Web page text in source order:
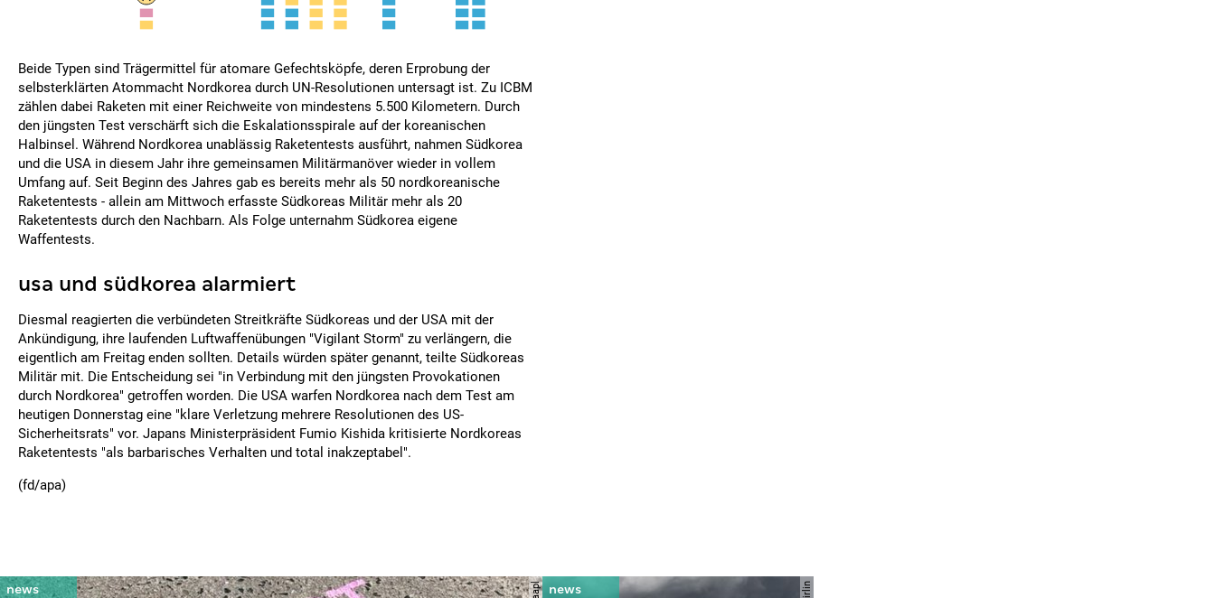
Beide Typen sind Trägermittel für atomare Gefechtsköpfe, deren Erprobung der
selbsterklärten Atommacht Nordkorea durch UN-Resolutionen untersagt ist. Zu ICBM
zählen dabei Raketen mit einer Reichweite von mindestens 5.500 Kilometern. Durch
den jüngsten Test verschärft sich die Eskalationsspirale auf der koreanischen
Halbinsel. Während Nordkorea unablässig Raketentests ausführt, nahmen Südkorea
und die USA in diesem Jahr ihre gemeinsamen Militärmanöver wieder in vollem
Umfang auf. Seit Beginn des Jahres gab es bereits mehr als 50 nordkoreanische
Raketentests - allein am Mittwoch erfasste Südkoreas Militär mehr als 20
Raketentests durch den Nachbarn. Als Folge unternahm Südkorea eigene
Waffentests.
usa und südkorea alarmiert
Diesmal reagierten die verbündeten Streitkräfte Südkoreas und der USA mit der
Ankündigung, ihre laufenden Luftwaffenübungen "Vigilant Storm" zu verlängern, die
eigentlich am Freitag enden sollten. Details würden später genannt, teilte Südkoreas
Militär mit. Die Entscheidung sei "in Verbindung mit den jüngsten Provokationen
durch Nordkorea" getroffen worden. Die USA warfen Nordkorea nach dem Test am
heutigen Donnerstag eine "klare Verletzung mehrere Resolutionen des US-
Sicherheitsrats" vor. Japans Ministerpräsident Fumio Kishida kritisierte Nordkoreas
Raketentests "als barbarisches Verhalten und total inakzeptabel".
(fd/apa)